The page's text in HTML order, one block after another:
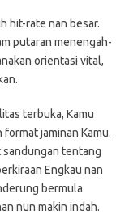
hit-rate nan besar.
putaran menengah-
orientasi vital,
terbuka, Kamu
jaminan Kamu.
tentang
Engkau nan
bermula
nun makin indah.